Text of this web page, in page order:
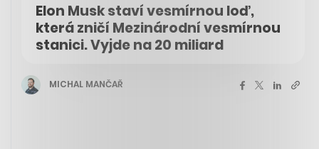
Elon Musk staví vesmírnou loď,
která zničí Mezinárodní vesmírnou
stanici. Vyjde na 20 miliard
MICHAL MANČAŘ